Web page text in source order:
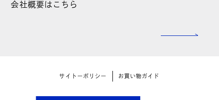
会社概要はこちら
サイトーポリシー お買い物ガイド